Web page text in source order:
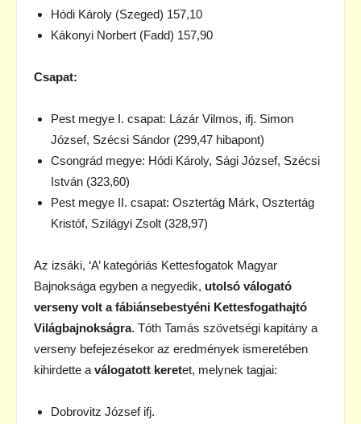
Hódi Károly (Szeged) 157,10
Kákonyi Norbert (Fadd) 157,90
Csapat:
Pest megye I. csapat: Lázár Vilmos, ifj. Simon
József, Szécsi Sándor (299,47 hibapont)
Csongrád megye: Hódi Károly, Sági József, Szécsi
István (323,60)
Pest megye II. csapat: Osztertág Márk, Osztertág
Kristóf, Szilágyi Zsolt (328,97)
Az izsáki, ‘A’ kategóriás Kettesfogatok Magyar
Bajnoksága egyben a negyedik, utolsó válogató
verseny volt a fábiánsebestyéni Kettesfogathajtó
Világbajnokságra. Tóth Tamás szövetségi kapitány a
verseny befejezésekor az eredmények ismeretében
kihirdette a válogatott keretet, melynek tagjai:
Dobrovitz József ifj.